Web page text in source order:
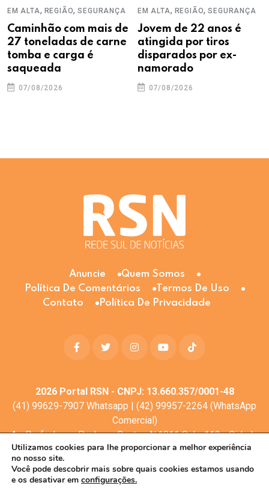
EM ALTA, REGIÃO,SEGURANÇA
Caminhão com mais de
27 toneladas de carne
tomba e carga é
saqueada
07/08/2026
EM ALTA, REGIÃO,SEGURANÇA
Jovem de 22 anos é
atingida por tiros
disparados por ex-
namorado
07/08/2026
Anuncie
Quem Somos
Política De Comentários
Termos De Uso
Contato
Política De Privacidade
2026Portal RSN - CNPJ: 13.660.357/0001-48
(41) 99629-7907 Whatsapp | (42) 99957-2264 (WhatsApp
Comercial)
Av. Profa. Laura Pacheco Bastos N:1011 Sala: 112 - Cidade
dos Lagos, Guarapuava - PR, 85053-525
© Todos os direitos reservados
Utilizamos cookies para lhe proporcionar a melhor experiência
no nosso site.
Você pode descobrir mais sobre quais cookies estamos usando
e os desativar em configurações.